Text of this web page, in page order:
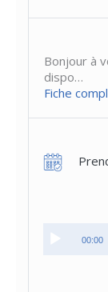
Bonjour à
dispo…
Fiche
00:00